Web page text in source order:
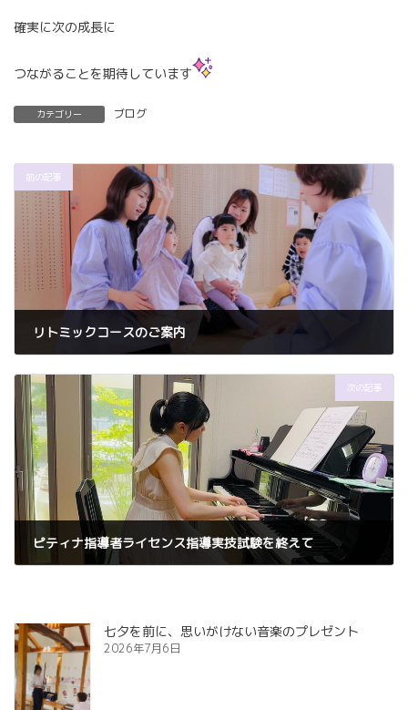
確実に次の成長に
つながることを期待しています
カテゴリー ブログ
前の記事
リトミックコースのご案内
次の記事
ピティナ指導者ライセンス指導実技試験を終えて
七夕を前に、思いがけない音楽のプレゼント
2026年7月6日